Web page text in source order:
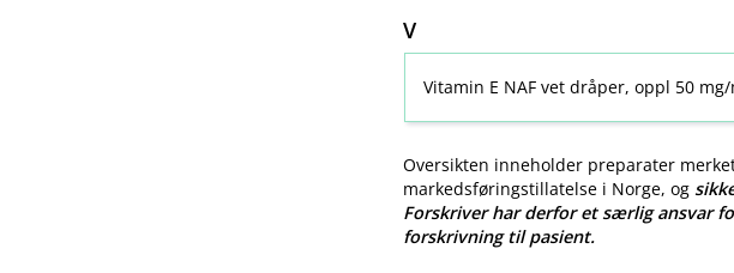
V
Vitamin E NAF vet dråper, oppl 50
Oversikten inneholder preparater
markedsføringstillatelse i Norge, og
Forskriver har derfor et særlig ansvar
forskrivning til pasient.